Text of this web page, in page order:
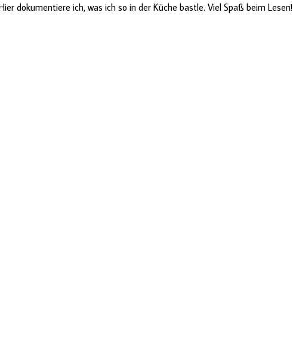
dokumentiere ich, was ich so in der Küche bastle. Viel Spaß beim Lesen!